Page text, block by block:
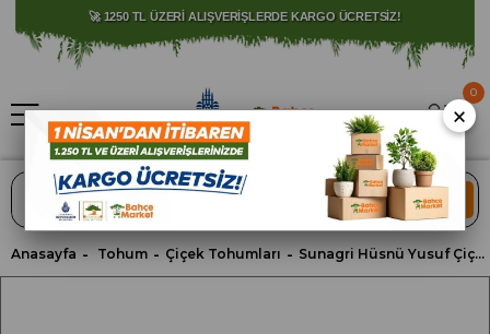
🚀 1250 TL ÜZERİ ALIŞVERİŞLERDE KARGO ÜCRETSİZ!
⚠️ SATIŞLARIMIZ YALNIZCA İSTANBUL İLİ İLE SINIRLIDIR.
ARA
0
Anasayfa Tohum Çiçek Tohumları Sunagri Hüsnü Yusuf Çiçek Tohumu
×